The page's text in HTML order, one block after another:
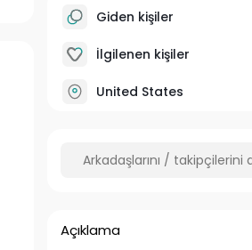
Giden kişiler
İlgilenen kişiler
United States
Açıklama